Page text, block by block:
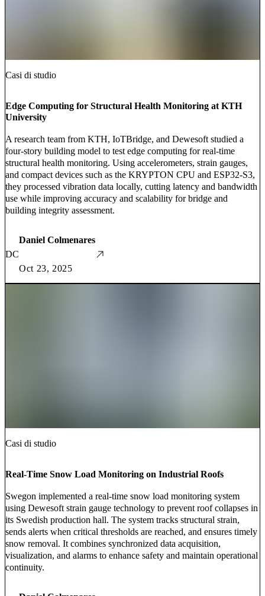
Casi di studio
Edge Computing for Structural Health Monitoring at KTH
University
A research team from KTH, IoTBridge, and Dewesoft studied a
four-story building model to test edge computing for real-time
structural health monitoring. Using accelerometers, strain gauges,
and compact devices such as the KRYPTON CPU and ESP32-S3,
they processed vibration data locally, cutting latency and bandwidth
use while improving accuracy and scalability for bridge and
building integrity assessment.
DC
Daniel Colmenares
Oct 23, 2025
Casi di studio
Real-Time Snow Load Monitoring on Industrial Roofs
Swegon implemented a real-time snow load monitoring system
using Dewesoft strain gauge technology to prevent roof collapses in
its Swedish production hall. The system tracks structural strain,
sends alerts when critical thresholds are reached, and ensures timely
snow removal. It combines synchronized data acquisition,
visualization, and alarms to enhance safety and maintain operational
continuity.